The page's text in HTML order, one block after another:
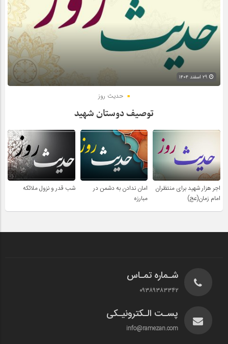
حدیث روز
توصیف دوستان شهید
اجر هزار شهید برای منتظران
امام زمان(عج)
امان ندادن به دشمن در
مبارزه
شب قدر و نزول ملائکه
شـماره تمـاس
۰۹۳۸۹۳۸۳۳۴۲
پسـت الـکترونیـکی
info@ramezan.com